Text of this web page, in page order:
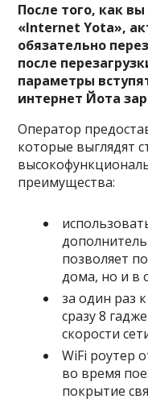
После того, как
«Internet Yota»,
обязательно
после
параметры
интернет Йота
Оператор
которые выглядят
преимущества:
позволяет
дома, но и в
за один раз
сразу 8
скорости
WiFi роутер
во время
покрытие